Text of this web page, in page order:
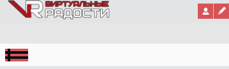
Jump to Navigation